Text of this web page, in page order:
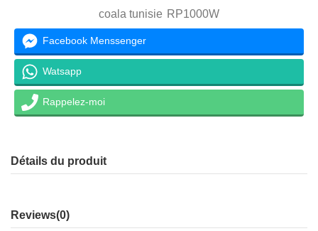
coala tunisie RP1000W
Facebook Menssenger
Watsapp
Rappelez-moi
Détails du produit
Reviews(0)